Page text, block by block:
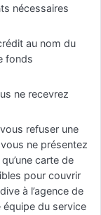
nécessaires
au nom du
fonds
ne recevrez
refuser une
ne présentez
carte de
pour couvrir
à l’agence de
équipe du service